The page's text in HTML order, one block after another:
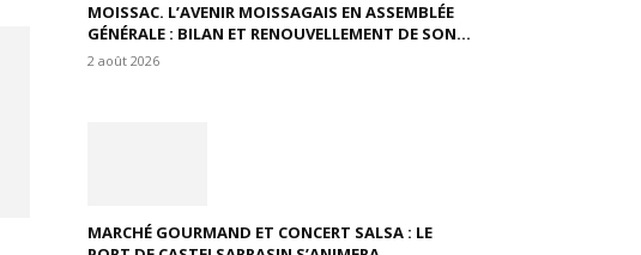
MOISSAC. L’AVENIR MOISSAGAIS EN ASSEMBLÉE
GÉNÉRALE : BILAN ET RENOUVELLEMENT DE SON...
2 août 2026
MARCHÉ GOURMAND ET CONCERT SALSA : LE